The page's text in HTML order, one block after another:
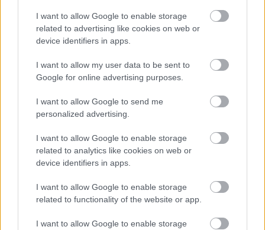
I want to allow Google to enable storage
related to advertising like cookies on web or
device identifiers in apps.
I want to allow my user data to be sent to
Google for online advertising purposes.
I want to allow Google to send me
personalized advertising.
I want to allow Google to enable storage
related to analytics like cookies on web or
device identifiers in apps.
I want to allow Google to enable storage
related to functionality of the website or app.
I want to allow Google to enable storage
Vysejte si trvalky, tieto
štyri druhy sú veľmi
osvedčené
Tráva sa dá pestovať aj v
interiéri! Ako na to a ktoré
druhy sú na to vhodné?
Túžite po farebnej záhrade
rastlín by v nej rozhodne